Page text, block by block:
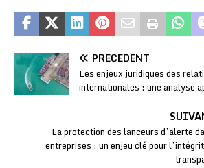
PRÉCÉDENT
Les enjeux juridiques des
internationales : une analyse
La protection des lanceurs d’alerte
entreprises : un enjeu clé pour